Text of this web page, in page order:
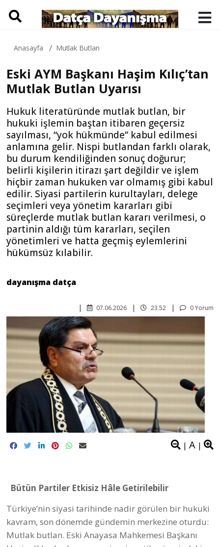
Anasayfa Mutlak Butlan
Eski AYM Başkanı Haşim Kılıç’tan
Mutlak Butlan Uyarısı
Hukuk literatüründe mutlak butlan, bir
hukuki işlemin baştan itibaren geçersiz
sayılması, “yok hükmünde” kabul edilmesi
anlamına gelir. Nispi butlandan farklı olarak,
bu durum kendiliğinden sonuç doğurur;
belirli kişilerin itirazı şart değildir ve işlem
hiçbir zaman hukuken var olmamış gibi kabul
edilir. Siyasi partilerin kurultayları, delege
seçimleri veya yönetim kararları gibi
süreçlerde mutlak butlan kararı verilmesi, o
partinin aldığı tüm kararları, seçilen
yönetimleri ve hatta geçmiş eylemlerini
hükümsüz kılabilir.
dayanışma datça
0 Yorum
23.52
07.06.2026
| A |
Bütün Partiler Etkisiz Hâle Getirilebilir
Türkiye’nin siyasi tarihinde nadir görülen bir hukuki
kavram, son dönemde gündemin merkezine oturdu:
Mutlak butlan. Eski Anayasa Mahkemesi Başkanı